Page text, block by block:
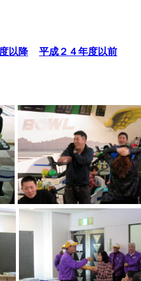
以降 平成２４年度以前